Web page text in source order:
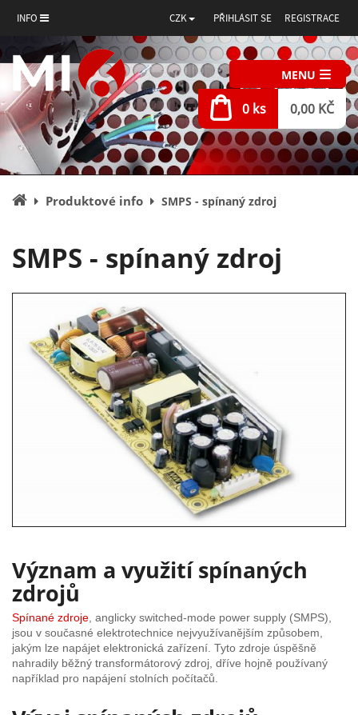
INFO CZK PŘIHLÁSIT SE REGISTRACE
MENU
0 ks 0,00 KČ
ÚvodníProduktové info SMPS - spínaný zdroj
SMPS - spínaný zdroj
Význam a využití spínaných
zdrojů
Spínané zdroje , anglicky switched-mode power supply (SMPS),
jsou v současné elektrotechnice nejvyužívanějším způsobem,
jakým lze napájet elektronická zařízení. Tyto zdroje úspěšně
nahradily běžný transformátorový zdroj, dříve hojně používaný
například pro napájení stolních počítačů.